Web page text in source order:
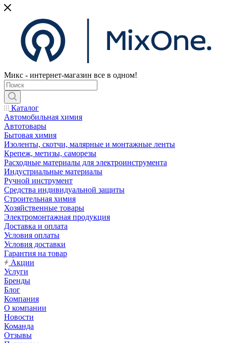
Микс - интернет-магазин все в одном!
Каталог
Автомобильная химия
Автотовары
Бытовая химия
Изоленты, скотчи, малярные и монтажные ленты
Крепеж, метизы, саморезы
Расходные материалы для электроинструмента
Индустриальные материалы
Ручной инструмент
Средства индивидуальной защиты
Строительная химия
Хозяйственные товары
Электромонтажная продукция
Доставка и оплата
Условия оплаты
Условия доставки
Гарантия на товар
Акции
Услуги
Бренды
Блог
Компания
О компании
Новости
Команда
Отзывы